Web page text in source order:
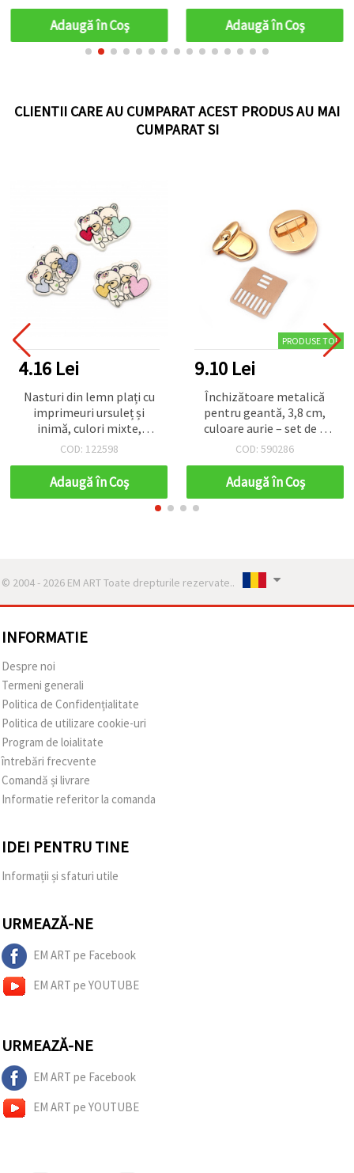
Adaugă în Coş
croșetat și proiecte
creative
Adaugă în Coş
CLIENTII CARE AU CUMPARAT ACEST PRODUS AU MAI
CUMPARAT SI
4.16 Lei
Nasturi din lemn plați cu
imprimeuri ursuleț și
inimă, culori mixte,
24,5x32x2,5 mm, orificiu 1
decorațiuni,
scrapbooking,
COD: 122598
Adaugă în Coş
PRODUSE TOP
9.10 Lei
Închizătoare metalică
pentru geantă, 3,8 cm,
culoare aurie – set de 3
piese
COD: 590286
Adaugă în Coş
© 2004 - 2026 EM ART Toate drepturile rezervate..
INFORMATIE
Despre noi
Termeni generali
Politica de Confidențialitate
Politica de utilizare cookie-uri
Program de loialitate
întrebări frecvente
Comandă și livrare
Informatie referitor la comanda
IDEI PENTRU TINE
Informații și sfaturi utile
URMEAZĂ-NE
EM ART pe Facebook
EM ART pe YOUTUBE
URMEAZĂ-NE
EM ART pe Facebook
EM ART pe YOUTUBE